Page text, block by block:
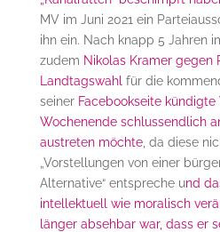
MV im Juni 2021 ein
ihn ein. Nach knapp 5 Jahren
zudem Nikolas Kramer gegen
Landtagswahl für die
seiner Facebookseite
Wochenende schlussendlich
austreten möchte, da diese
„Vorstellungen von einer
Alternative“ entspreche und
intellektuell wie moralisch
länger absehbar war, dass er